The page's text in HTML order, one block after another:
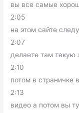
вы все самые
2:05
на этом сайте
2:07
делаете там такую
2:10
потом в страничке
2:13
видео а потом вы